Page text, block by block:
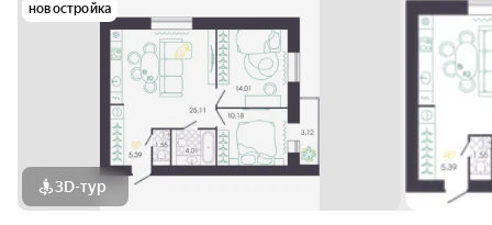
новостройка
3D-тур